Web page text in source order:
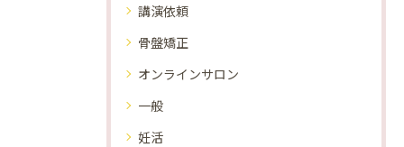
講演依頼
骨盤矯正
オンラインサロン
一般
妊活